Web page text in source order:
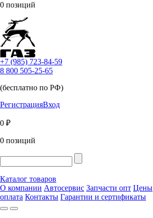
0 позиций
+7 (985) 723-84-59
8 800 505-25-65
(бесплатно по РФ)
РегистрацияВход
0 ₽
0 позиций
Каталог товаров
О компании Автосервис Запчасти опт Цены
оплата Контакты Гарантии и сертификаты